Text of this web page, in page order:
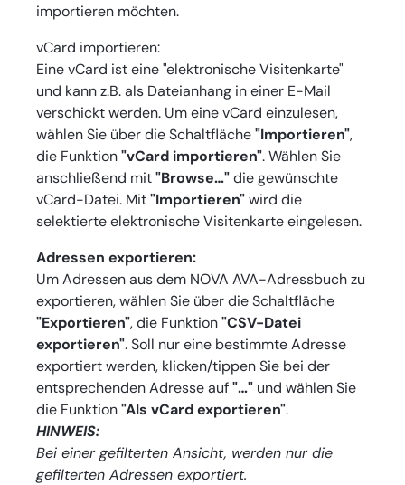
importieren möchten.
vCard importieren:
Eine vCard ist eine "elektronische Visitenkarte"
und kann z.B. als Dateianhang in einer E-Mail
verschickt werden. Um eine vCard einzulesen,
wählen Sie über die Schaltfläche"Importieren",
die Funktion"vCard importieren". Wählen Sie
anschließend mit"Browse…"die gewünschte
vCard-Datei. Mit"Importieren"wird die
selektierte elektronische Visitenkarte eingelesen.
Adressen exportieren:
Um Adressen aus dem NOVA AVA-Adressbuch zu
exportieren, wählen Sie über die Schaltfläche
"Exportieren", die Funktion"CSV-Datei
exportieren". Soll nur eine bestimmte Adresse
exportiert werden, klicken/tippen Sie bei der
entsprechenden Adresse auf"…" und wählen Sie
die Funktion"Als vCard exportieren".
HINWEIS:
Bei einer gefilterten Ansicht, werden nur die
gefilterten Adressen exportiert.